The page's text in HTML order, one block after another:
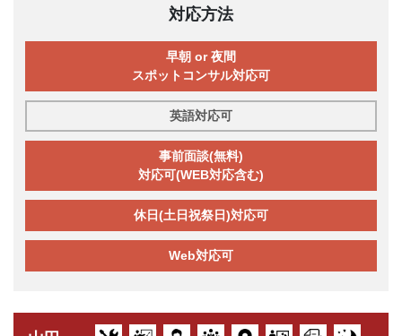
対応方法
早朝 or 夜間
スポットコンサル対応可
英語対応可
事前面談(無料)
対応可(WEB対応含む)
休日(土日祝祭日)対応可
Web対応可